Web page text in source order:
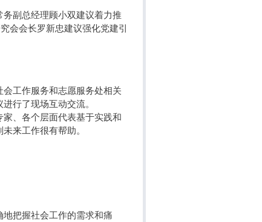
副总经理顾小双建议着力推
会会长罗新忠建议强化党建引
工作服务和志愿服务处相关
行了现场互动交流。
、各个层面代表基于实践和
来工作很有帮助。
把握社会工作的需求和痛